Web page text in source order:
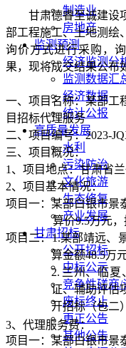
制造业
房地产
监测预测
经济监测分
监测数据汇
经济数据
统计公报
高质量发展
水利
污染防治
文化旅游
生态修复
产业发展
甘肃招标
公开招标
中标公示
竞争性磋商/
废标终止
更正公告
其他公告
甘肃德睿至诚建设
部工程施工、土地测绘
询价方式进行采购，
果，现将成交结果公布
一、 项目名称：某部工
目招标代理服务
二、项目编号：2023-
三、 项目概况：
1、 项目地点：甘肃省兰
2、 项目基本情况：
项目一：某部白银市景
算价9.5万元，
项目二：1.某部靖远、
算金额48.5万
2. 兰州、临夏
证、辅助评估
开招标（包二
3、 代理服务费：
项目一：某部白银市景